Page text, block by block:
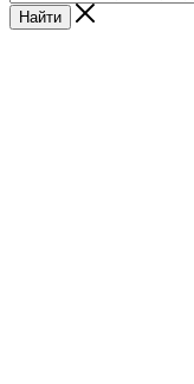
Найти